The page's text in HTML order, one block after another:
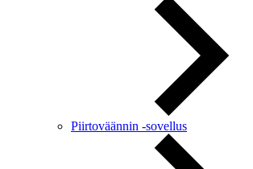
Piirtoväännin -sovellus